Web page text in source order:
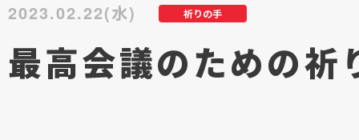
祈りの手
2023.02.22(水)
最高会議のための祈